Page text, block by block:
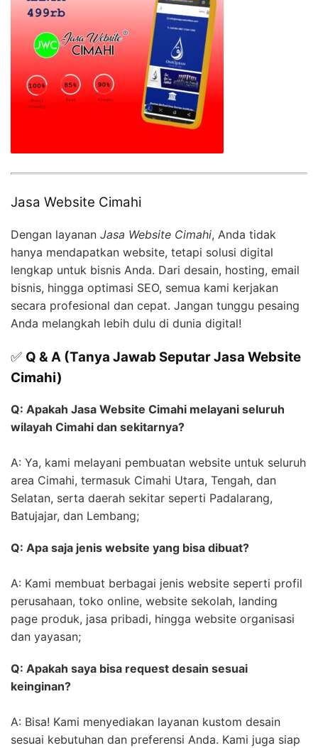
Jasa Website Cimahi
Dengan layanan Jasa Website Cimahi, Anda tidak
hanya mendapatkan website, tetapi solusi digital
lengkap untuk bisnis Anda. Dari desain, hosting, email
bisnis, hingga optimasi SEO, semua kami kerjakan
secara profesional dan cepat. Jangan tunggu pesaing
Anda melangkah lebih dulu di dunia digital!
✅ Q & A (Tanya Jawab Seputar Jasa Website
Cimahi)
Q: Apakah Jasa Website Cimahi melayani seluruh
wilayah Cimahi dan sekitarnya?
A: Ya, kami melayani pembuatan website untuk seluruh
area Cimahi, termasuk Cimahi Utara, Tengah, dan
Selatan, serta daerah sekitar seperti Padalarang,
Batujajar, dan Lembang;
Q: Apa saja jenis website yang bisa dibuat?
A: Kami membuat berbagai jenis website seperti profil
perusahaan, toko online, website sekolah, landing
page produk, jasa pribadi, hingga website organisasi
dan yayasan;
Q: Apakah saya bisa request desain sesuai
keinginan?
A: Bisa! Kami menyediakan layanan kustom desain
sesuai kebutuhan dan preferensi Anda. Kami juga siap